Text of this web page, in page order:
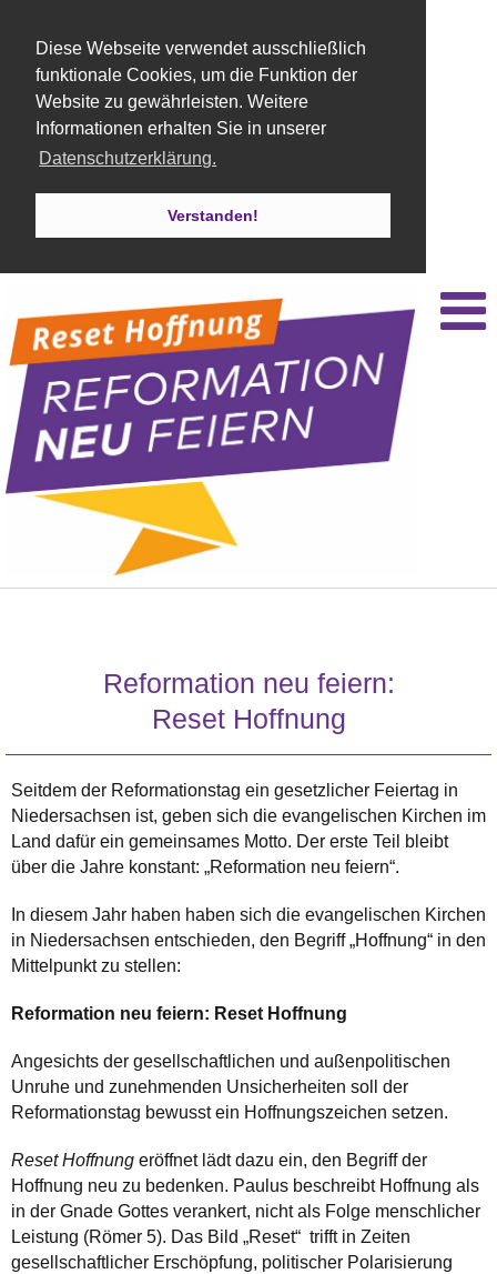
Diese Webseite verwendet ausschließlich
funktionale Cookies, um die Funktion der
Website zu gewährleisten. Weitere
Informationen erhalten Sie in unserer
Datenschutzerklärung.
Verstanden!
Reformation neu feiern:
Reset Hoffnung
Seitdem der Reformationstag ein gesetzlicher Feiertag in
Niedersachsen ist, geben sich die evangelischen Kirchen im
Land dafür ein gemeinsames Motto. Der erste Teil bleibt
über die Jahre konstant: „Reformation neu feiern“.
In diesem Jahr haben haben sich die evangelischen Kirchen
in Niedersachsen entschieden, den Begriff „Hoffnung“ in den
Mittelpunkt zu stellen:
Reformation neu feiern: Reset Hoffnung
Angesichts der gesellschaftlichen und außenpolitischen
Unruhe und zunehmenden Unsicherheiten soll der
Reformationstag bewusst ein Hoffnungszeichen setzen.
Reset Hoffnung eröffnet lädt dazu ein, den Begriff der
Hoffnung neu zu bedenken. Paulus beschreibt Hoffnung als
in der Gnade Gottes verankert, nicht als Folge menschlicher
Leistung (Römer 5). Das Bild „Reset“ trifft in Zeiten
gesellschaftlicher Erschöpfung, politischer Polarisierung